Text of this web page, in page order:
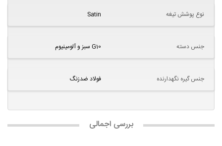
نوع پوشش تیغه Satin
جنس دسته G10 سبز و آلومینیوم
جنس گیره نگهدارنده فولاد ضدزنگ
بررسی اجمالی